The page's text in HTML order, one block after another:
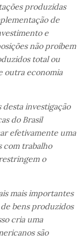
produzidas
de
e
não proíbem
total ou
outra economia
desta investigação
do Brasil
efetivamente uma
com trabalho
o
mais importantes
bens produzidos
cria uma
são